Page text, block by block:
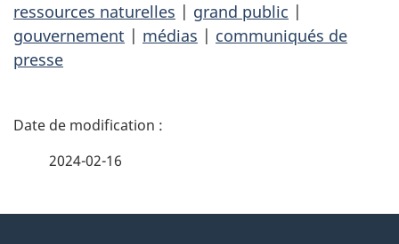
ressources naturelles | grand public |
gouvernement | médias | communiqués de
presse
D
2024-02-16